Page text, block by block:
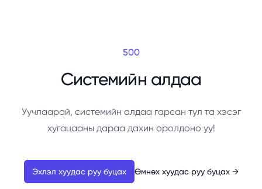
500
Системийн алдаа
Уучлаарай, системийн алдаа гарсан тул та хэсэг
хугацааны дараа дахин оролдоно уу!
Эхлэл хуудас руу буцах Өмнөх хуудас руу буцах →